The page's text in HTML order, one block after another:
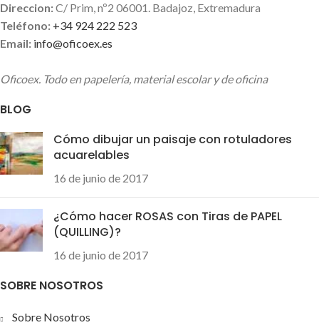
Direccion:C/ Prim, nº2 06001. Badajoz, Extremadura
Teléfono: +34 924 222 523
Email: info@oficoex.es
Oficoex. Todo en papelería, material escolar y de oficina
BLOG
Cómo dibujar un paisaje con rotuladores
acuarelables
16 de junio de 2017
¿Cómo hacer ROSAS con Tiras de PAPEL
(QUILLING)?
16 de junio de 2017
SOBRE NOSOTROS
Sobre Nosotros